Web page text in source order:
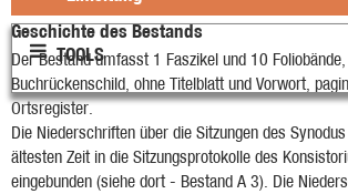
TOOLS
Geschichte des Bestands
Der Bestand umfasst 1 Faszikel und 10
Buchrückenschild, ohne Titelblatt und Vorwort,
Ortsregister.
Die Niederschriften über die Sitzungen des
ältesten Zeit in die Sitzungsprotokolle des
eingebunden (siehe dort - Bestand A 3). Die